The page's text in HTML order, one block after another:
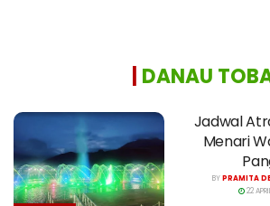
DANAU
Jadwal
Menari
BYPRAMITA
22